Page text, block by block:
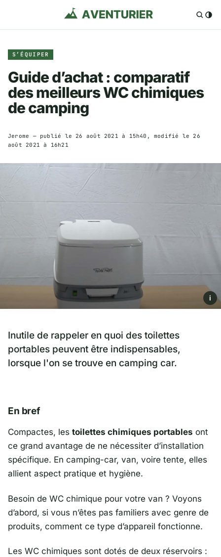
S’ÉQUIPER
Guide d’achat : comparatif
des meilleurs WC chimiques
de camping
Jerome — publié le 26 août 2021 à 15h40 , modifié le 26
août 2021 à 16h21
i
Inutile de rappeler en quoi des toilettes
portables peuvent être indispensables,
lorsque l'on se trouve en camping car.
En bref
Compactes, les toilettes chimiques portables ont
ce grand avantage de ne nécessiter d’installation
spécifique. En camping-car, van, voire tente, elles
allient aspect pratique et hygiène.
Besoin de WC chimique pour votre van ? Voyons
d’abord, si vous n’êtes pas familiers avec genre de
produits, comment ce type d’appareil fonctionne.
Les WC chimiques sont dotés de deux réservoirs :